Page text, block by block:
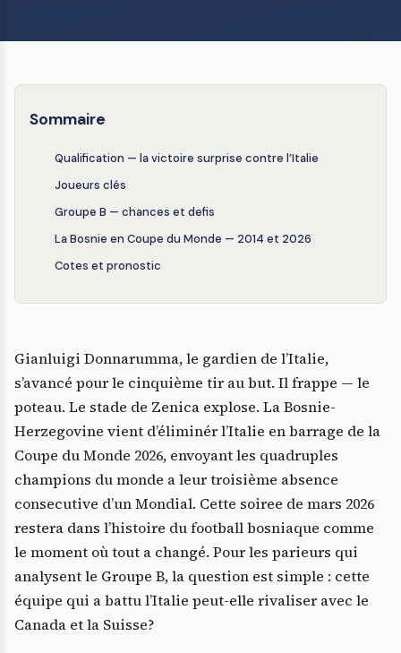
Sommaire
Qualification — la victoire surprise contre l’Italie
Joueurs clés
Groupe B — chances et defis
La Bosnie en Coupe du Monde — 2014 et 2026
Cotes et pronostic
Gianluigi Donnarumma, le gardien de l’Italie,
s’avancé pour le cinquième tir au but. Il frappe — le
poteau. Le stade de Zenica explose. La Bosnie-
Herzegovine vient d’éliminér l’Italie en barrage de la
Coupe du Monde 2026, envoyant les quadruples
champions du monde a leur troisième absence
consecutive d’un Mondial. Cette soiree de mars 2026
restera dans l’histoire du football bosniaque comme
le moment où tout a changé. Pour les parieurs qui
analysent le Groupe B, la question est simple : cette
équipe qui a battu l’Italie peut-elle rivaliser avec le
Canada et la Suisse?